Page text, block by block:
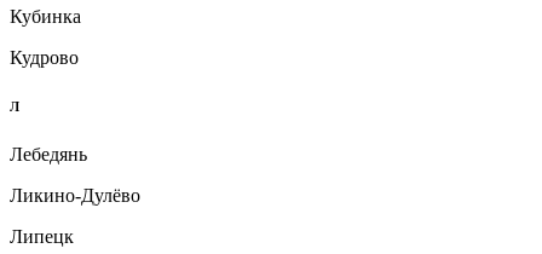
Кубинка
Кудрово
Л
Лебедянь
Ликино-Дулёво
Липецк